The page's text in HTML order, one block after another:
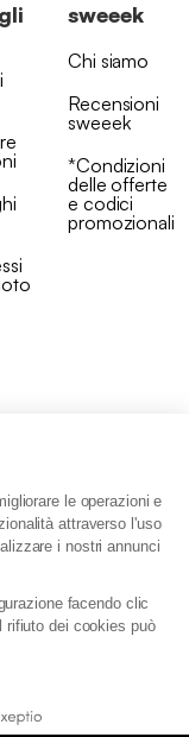
le operazioni e
attraverso l'uso
i nostri annunci
facendo clic
rifiuto dei cookies può
sweeek
Chi siamo
Recensioni
sweeek
*Condizioni
delle offerte
e codici
promozionali
e dei cookie
professionali